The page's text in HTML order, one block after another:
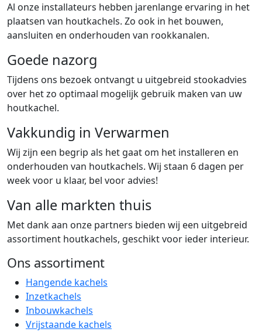
Al onze installateurs hebben jarenlange ervaring in het
plaatsen van houtkachels. Zo ook in het bouwen,
aansluiten en onderhouden van rookkanalen.
Goede nazorg
Tijdens ons bezoek ontvangt u uitgebreid stookadvies
over het zo optimaal mogelijk gebruik maken van uw
houtkachel.
Vakkundig in Verwarmen
Wij zijn een begrip als het gaat om het installeren en
onderhouden van houtkachels. Wij staan 6 dagen per
week voor u klaar, bel voor advies!
Van alle markten thuis
Met dank aan onze partners bieden wij een uitgebreid
assortiment houtkachels, geschikt voor ieder interieur.
Ons assortiment
Hangende kachels
Inzetkachels
Inbouwkachels
Vrijstaande kachels